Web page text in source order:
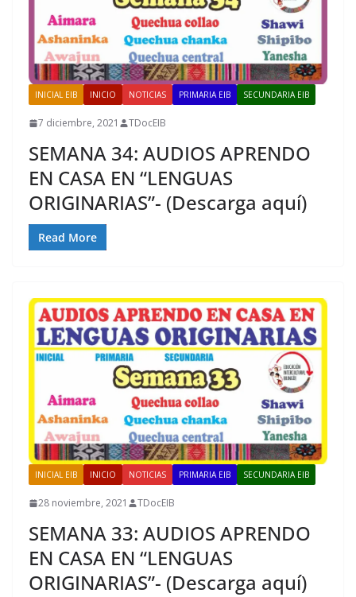
INICIAL EIB INICIO NOTICIAS PRIMARIA EIB SECUNDARIA EIB
7 diciembre, 2021 TDocEIB
SEMANA 34: AUDIOS APRENDO
EN CASA EN “LENGUAS
ORIGINARIAS”- (Descarga aquí)
Read More
INICIAL EIB INICIO NOTICIAS PRIMARIA EIB SECUNDARIA EIB
28 noviembre, 2021 TDocEIB
SEMANA 33: AUDIOS APRENDO
EN CASA EN “LENGUAS
ORIGINARIAS”- (Descarga aquí)